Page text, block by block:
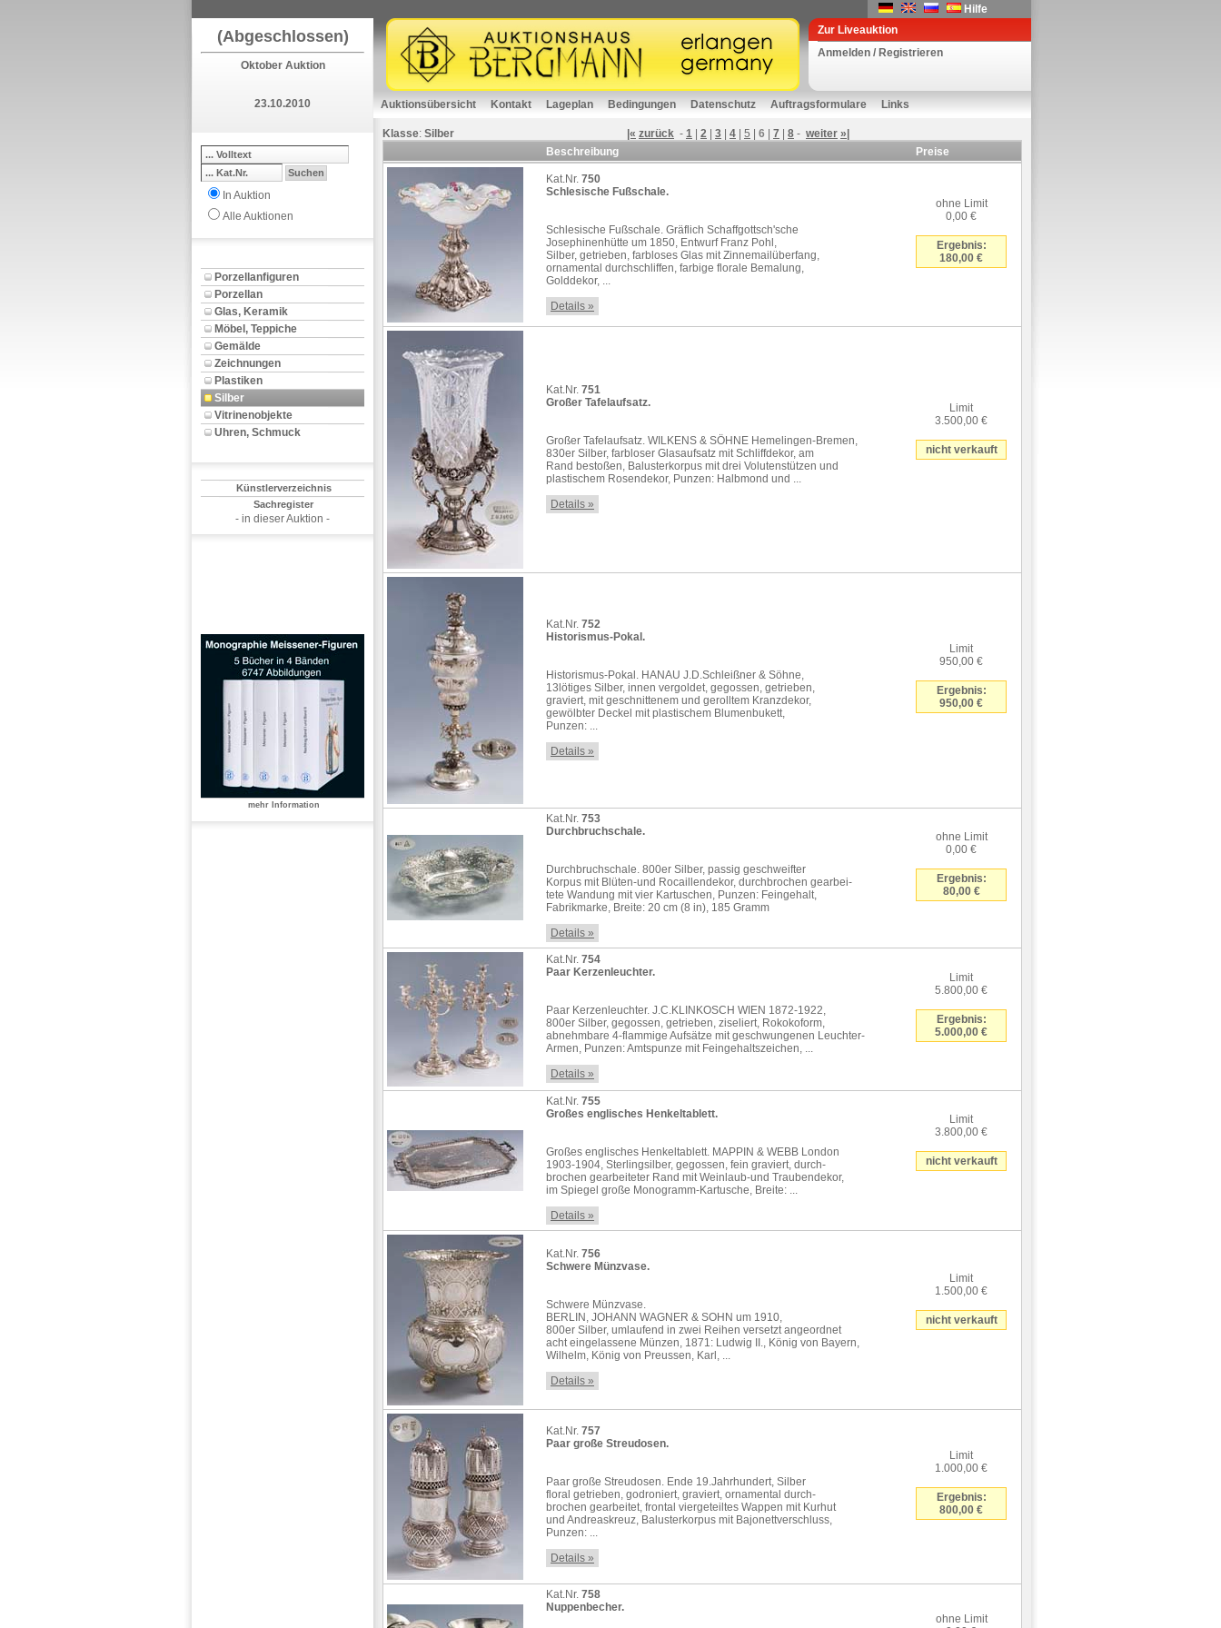
Hilfe
(Abgeschlossen)
Oktober Auktion
23.10.2010
In Auktion
Alle Auktionen
Porzellanfiguren
Porzellan
Glas, Keramik
Möbel, Teppiche
Gemälde
Zeichnungen
Plastiken
Silber
Vitrinenobjekte
Uhren, Schmuck
Künstlerverzeichnis
Sachregister
- in dieser Auktion -
mehr Information
Zur Liveauktion
Anmelden / Registrieren
Auktionsübersicht Kontakt Lageplan Bedingungen Datenschutz Auftragsformulare Links
Klasse: Silber |« zurück - 1 2 3 4 5 6 7 8 - weiter »|
Beschreibung
Preise
Kat.Nr. 750
Schlesische Fußschale.
Schlesische Fußschale. Gräflich Schaffgottsch'sche
Josephinenhütte um 1850, Entwurf Franz Pohl,
Silber, getrieben, farbloses Glas mit Zinnemailüberfang,
ornamental durchschliffen, farbige florale Bemalung,
Golddekor, ...
Details »
ohne Limit
0,00 €
Ergebnis:
180,00 €
Kat.Nr. 751
Großer Tafelaufsatz.
Großer Tafelaufsatz. WILKENS & SÖHNE Hemelingen-Bremen,
830er Silber, farbloser Glasaufsatz mit Schliffdekor, am
Rand bestoßen, Balusterkorpus mit drei Volutenstützen und
plastischem Rosendekor, Punzen: Halbmond und ...
Details »
Limit
3.500,00 €
nicht verkauft
Kat.Nr. 752
Historismus-Pokal.
Historismus-Pokal. HANAU J.D.Schleißner & Söhne,
13lötiges Silber, innen vergoldet, gegossen, getrieben,
graviert, mit geschnittenem und gerolltem Kranzdekor,
gewölbter Deckel mit plastischem Blumenbukett,
Punzen: ...
Details »
Limit
950,00 €
Ergebnis:
950,00 €
Kat.Nr. 753
Durchbruchschale.
Durchbruchschale. 800er Silber, passig geschweifter
Korpus mit Blüten-und Rocaillendekor, durchbrochen gearbei-
tete Wandung mit vier Kartuschen, Punzen: Feingehalt,
Fabrikmarke, Breite: 20 cm (8 in), 185 Gramm
Details »
ohne Limit
0,00 €
Ergebnis:
80,00 €
Kat.Nr. 754
Paar Kerzenleuchter.
Paar Kerzenleuchter. J.C.KLINKOSCH WIEN 1872-1922,
800er Silber, gegossen, getrieben, ziseliert, Rokokoform,
abnehmbare 4-flammige Aufsätze mit geschwungenen Leuchter-
Armen, Punzen: Amtspunze mit Feingehaltszeichen, ...
Details »
Limit
5.800,00 €
Ergebnis:
5.000,00 €
Kat.Nr. 755
Großes englisches Henkeltablett.
Großes englisches Henkeltablett. MAPPIN & WEBB London
1903-1904, Sterlingsilber, gegossen, fein graviert, durch-
brochen gearbeiteter Rand mit Weinlaub-und Traubendekor,
im Spiegel große Monogramm-Kartusche, Breite: ...
Details »
Limit
3.800,00 €
nicht verkauft
Kat.Nr. 756
Schwere Münzvase.
Schwere Münzvase.
BERLIN, JOHANN WAGNER & SOHN um 1910,
800er Silber, umlaufend in zwei Reihen versetzt angeordnet
acht eingelassene Münzen, 1871: Ludwig II., König von Bayern,
Wilhelm, König von Preussen, Karl, ...
Details »
Limit
1.500,00 €
nicht verkauft
Kat.Nr. 757
Paar große Streudosen.
Paar große Streudosen. Ende 19.Jahrhundert, Silber
floral getrieben, godroniert, graviert, ornamental durch-
brochen gearbeitet, frontal viergeteiltes Wappen mit Kurhut
und Andreaskreuz, Balusterkorpus mit Bajonettverschluss,
Punzen: ...
Details »
Limit
1.000,00 €
Ergebnis:
800,00 €
Kat.Nr. 758
Nuppenbecher.
ohne Limit